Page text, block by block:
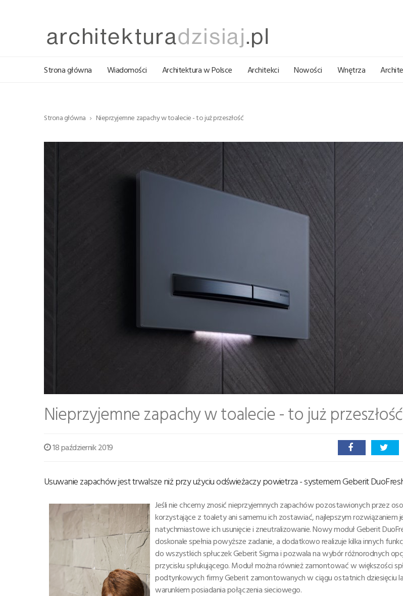
Strona główna Wiadomości Architektura w Polsce Architekci Nowości Wnętrza
Strona główna Nieprzyjemne zapachy w toalecie - to już przeszłość
Nieprzyjemne zapachy w toalecie - to już przeszłość
18 październik 2019
Usuwanie zapachów jest trwalsze niż przy użyciu odświeżaczy powietrza - systemem Geberit
Jeśli nie chcemy znosić nieprzyjemnych zapachów pozostawionych przez
korzystające z toalety ani samemu ich zostawiać, najlepszym rozwiązaniem
natychmiastowe ich usunięcie i zneutralizowanie. Nowy moduł Geberit
doskonale spełnia powyższe zadanie, a dodatkowo realizuje kilka innych
do wszystkich spłuczek Geberit Sigma i pozwala na wybór różnorodnych
przycisku spłukującego. Moduł można również zamontować w większości
podtynkowych firmy Geberit zamontowanych w ciągu ostatnich dziesięciu
warunkiem posiadania połączenia sieciowego.